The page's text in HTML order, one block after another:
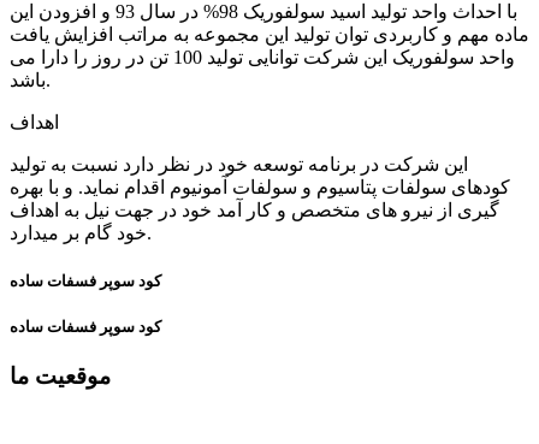
با احداث واحد تولید اسید سولفوریک 98% در سال 93 و افزودن این
ماده مهم و کاربردی توان تولید این مجموعه به مراتب افزایش یافت
واحد سولفوریک این شرکت توانایی تولید 100 تن در روز را دارا می
باشد.
اهداف
این شرکت در برنامه توسعه خود در نظر دارد نسبت به تولید
کودهای سولفات پتاسیوم و سولفات آمونیوم اقدام نماید. و با بهره
گیری از نیرو های متخصص و کار آمد خود در جهت نیل به اهداف
خود گام بر میدارد.
کود سوپر فسفات ساده
کود سوپر فسفات ساده
موقعیت ما